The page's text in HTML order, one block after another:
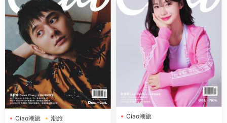
Ciao潮旅 潮旅
Ciao潮旅